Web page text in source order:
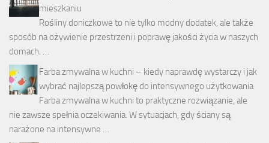
mieszkaniu
Rośliny doniczkowe to nie tylko modny dodatek, ale także
sposób na ożywienie przestrzeni i poprawę jakości życia w naszych
domach. …
Farba zmywalna w kuchni – kiedy naprawdę wystarczy i jak
wybrać najlepszą powłokę do intensywnego użytkowania
Farba zmywalna w kuchni to praktyczne rozwiązanie, ale
nie zawsze spełnia oczekiwania. W sytuacjach, gdy ściany są
narażone na intensywne …